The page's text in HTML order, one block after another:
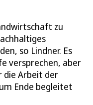
zu
so Lindner. Es
versprechen, aber
die Arbeit der
Ende begleitet